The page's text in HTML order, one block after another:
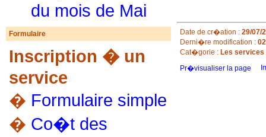
du mois de Mai
Formulaire
Inscription � un
service
� Formulaire simple
� Co�t des
Date de cr�ation : 29/07/
Derni�re modification :
Cat�gorie : Les
Pr�visualiser la page